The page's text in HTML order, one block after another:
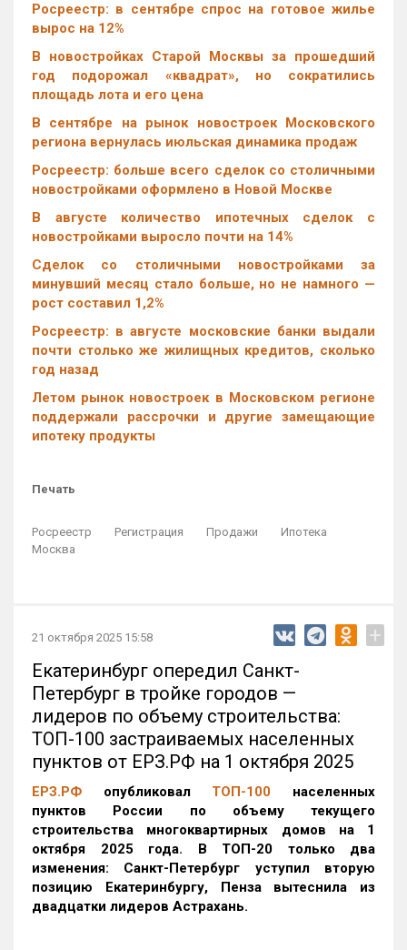
Росреестр: в сентябре спрос на готовое жилье
вырос на 12%
В новостройках Старой Москвы за прошедший
год подорожал «квадрат», но сократились
площадь лота и его цена
В сентябре на рынок новостроек Московского
региона вернулась июльская динамика продаж
Росреестр: больше всего сделок со столичными
новостройками оформлено в Новой Москве
В августе количество ипотечных сделок с
новостройками выросло почти на 14%
Cделок со столичными новостройками за
минувший месяц стало больше, но не намного —
рост составил 1,2%
Росреестр: в августе московские банки выдали
почти столько же жилищных кредитов, сколько
год назад
Летом рынок новостроек в Московском регионе
поддержали рассрочки и другие замещающие
ипотеку продукты
Печать
Росреестр Регистрация Продажи
Ипотека
Москва
21 октября 2025 15:58 +
Екатеринбург опередил Санкт-
Петербург в тройке городов —
лидеров по объему строительства:
ТОП-100 застраиваемых населенных
пунктов от ЕРЗ.РФ на 1 октября 2025
ЕРЗ.РФ опубликовал ТОП-100 населенных
пунктов России по объему текущего
строительства многоквартирных домов на 1
октября 2025 года. В ТОП-20 только два
изменения: Санкт-Петербург уступил вторую
позицию Екатеринбургу, Пенза вытеснила из
двадцатки лидеров Астрахань.